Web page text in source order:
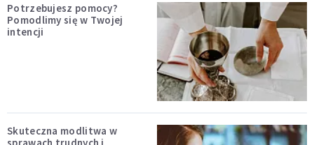
Potrzebujesz pomocy?
Pomodlimy się w Twojej
intencji
Skuteczna modlitwa w